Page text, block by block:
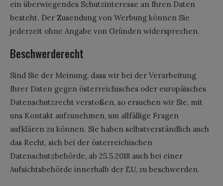
ein überwiegendes Schutzinteresse an Ihren Daten
besteht. Der Zusendung von Werbung können Sie
jederzeit ohne Angabe von Gründen widersprechen.
Beschwerderecht
Sind Sie der Meinung, dass wir bei der Verarbeitung
Ihrer Daten gegen österreichisches oder europäisches
Datenschutzrecht verstoßen, so ersuchen wir Sie, mit
uns Kontakt aufzunehmen, um allfällige Fragen
aufklären zu können. Sie haben selbstverständlich auch
das Recht, sich bei der österreichischen
Datenschutzbehörde, ab 25.5.2018 auch bei einer
Aufsichtsbehörde innerhalb der EU, zu beschwerden.